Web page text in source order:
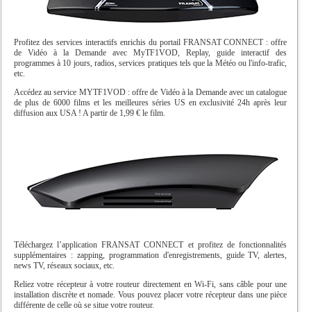
Profitez des services interactifs enrichis du portail FRANSAT CONNECT : offre
de Vidéo à la Demande avec MyTF1VOD, Replay, guide interactif des
programmes à 10 jours, radios, services pratiques tels que la Météo ou l'info-trafic,
etc.
Accédez au service MYTF1VOD : offre de Vidéo à la Demande avec un catalogue
de plus de 6000 films et les meilleures séries US en exclusivité 24h après leur
diffusion aux USA ! A partir de 1,99 € le film.
Téléchargez l’application FRANSAT CONNECT et profitez de fonctionnalités
supplémentaires : zapping, programmation d'enregistrements, guide TV, alertes,
news TV, réseaux sociaux, etc.
Reliez votre récepteur à votre routeur directement en Wi-Fi, sans câble pour une
installation discrète et nomade. Vous pouvez placer votre récepteur dans une pièce
différente de celle où se situe votre routeur.